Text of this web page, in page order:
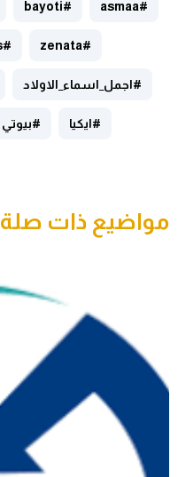
#asmaa
#bayoti
#zenata
#zenataews
#اجمل_اسماء_الاولاد
#ايكيا #بيوتي
مواضيع ذات صلة